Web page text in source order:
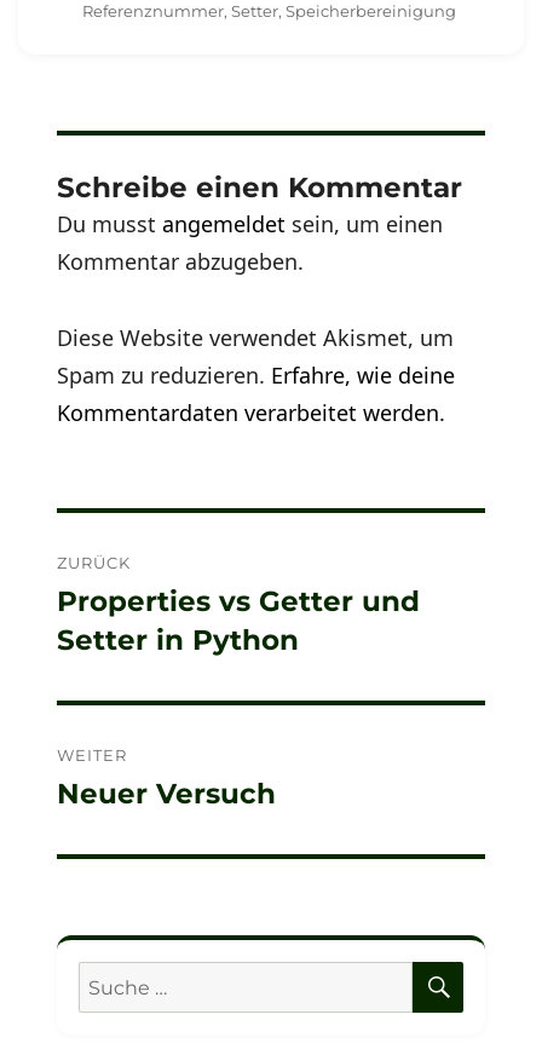
Referenznummer,Setter,Speicherbereinigung
Schreibe einen Kommentar
Du musstangemeldet sein, um einen
Kommentar abzugeben.
Diese Website verwendet Akismet, um
Spam zu reduzieren. Erfahre, wie deine
Kommentardaten verarbeitet werden.
ZURÜCK
Vorheriger
Beitrag:
Properties vs Getter und
Setter in Python
WEITER
Nächster
Neuer Versuch
Suche
nach: